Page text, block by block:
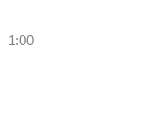
1:00